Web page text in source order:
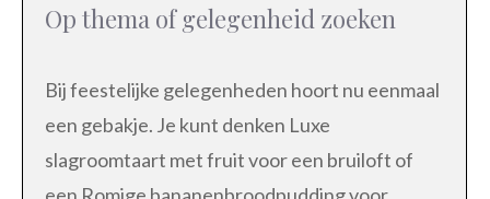
Op thema of gelegenheid zoeken
Bij feestelijke gelegenheden hoort nu eenmaal
een gebakje. Je kunt denken Luxe
slagroomtaart met fruit voor een bruiloft of